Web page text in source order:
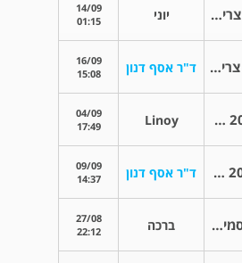
IST וטיפול צריבה יוני
14/09
01:15
IST וטיפול צריבה ד"ר אסף דנון
16/09
15:08
הולטר לב 20 שעות Linoy
04/09
17:49
הולטר לב 20 שעות ד"ר אסף דנון
09/09
14:37
הפסקת חוסמי ביתא לפני איסוף שתן ברכה
27/08
22:12